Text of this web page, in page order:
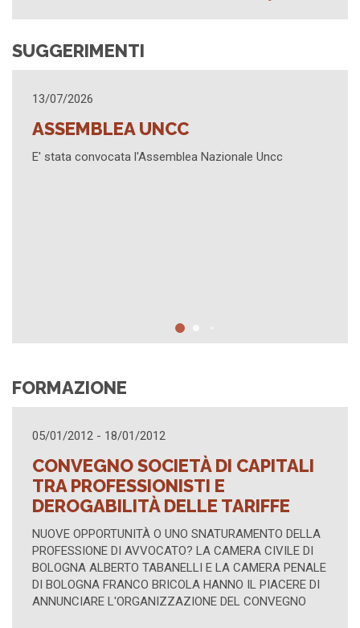
SUGGERIMENTI
13/07/2026
ASSEMBLEA UNCC
E' stata convocata l'Assemblea Nazionale Uncc
FORMAZIONE
05/01/2012 - 18/01/2012
CONVEGNO SOCIETÀ DI CAPITALI
TRA PROFESSIONISTI E
DEROGABILITÀ DELLE TARIFFE
NUOVE OPPORTUNITÀ O UNO SNATURAMENTO DELLA
PROFESSIONE DI AVVOCATO? LA CAMERA CIVILE DI
BOLOGNA ALBERTO TABANELLI E LA CAMERA PENALE
DI BOLOGNA FRANCO BRICOLA HANNO IL PIACERE DI
ANNUNCIARE L'ORGANIZZAZIONE DEL CONVEGNO